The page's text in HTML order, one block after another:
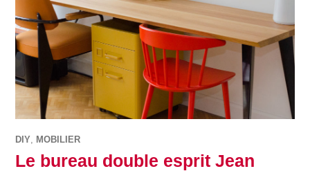
DIY, MOBILIER
Le bureau double esprit Jean